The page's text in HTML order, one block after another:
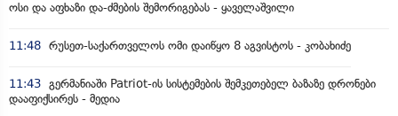
ოსი და აფხაზი და-ძმების შემორიგებას - ყაველაშვილი
11:48 რუსეთ-საქართველოს ომი დაიწყო 8 აგვისტოს - კობახიძე
11:43 გერმანიაში Patriot-ის სისტემების შემკეთებელ ბაზაზე დრონები
დააფიქსირეს - მედია